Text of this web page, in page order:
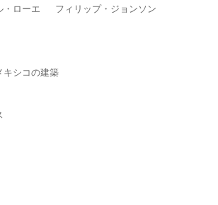
・ローエ フィリップ・ジョンソン
シコの建築